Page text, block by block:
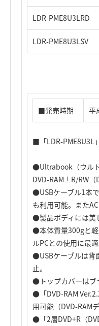
LDR-PME8U3LRD
LDR-PME8U3LSV
■発売時期 平
■「LDR-PME8U3L
●Ultrabook（ウル
DVD-RAM±R/RW（
●USBケーブル1本
も利用可能。また
●製品ボディには美
●本体質量300gと
ルPCとの使用に最適
●USBケーブルは背
止。
●トップカバーはブ
●「DVD-RAM
用可能（DVD-RAM
●「2層DVD+R（